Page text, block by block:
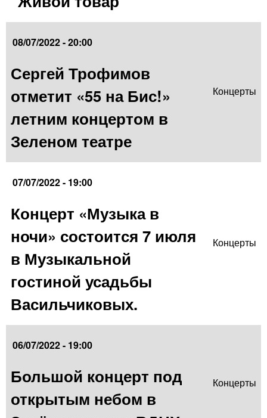
08/07/2022 - 20:00
Сергей Трофимов
отметит «55 на Бис!»
летним концертом в
Зеленом театре
Концерты
07/07/2022 - 19:00
Концерт «Музыка в
ночи» состоится 7 июля
в Музыкальной
гостиной усадьбы
Васильчиковых.
Концерты
06/07/2022 - 19:00
Большой концерт под
открытым небом в
Концерты